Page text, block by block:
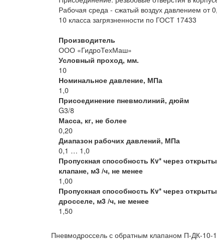
Рабочая среда - сжатый воздух давлением
10 класса загрязненности по ГОСТ 17433
Производитель
ООО «ГидроТехМаш»
Условный проход, мм.
10
Номинальное давление, МПа
1,0
Присоединение пневмолиний, дюйм
G3/8
Масса, кг, не более
0,20
Диапазон рабочих давлений, МПа
0,1 … 1,0
Пропускная способность Кv* через
клапане, м3 /ч, не менее
1,00
Пропускная способность Кv* через
дросселе, м3 /ч, не менее
1,50
Пневмодроссель с обратным клапаном П-ДК-10-1